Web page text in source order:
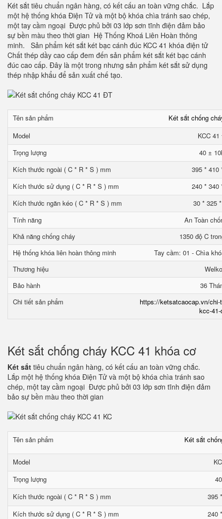
Két sắt tiêu chuẩn ngân hàng, có kết cấu an toàn vững chắc. Lắp
một hệ thống khóa Điện Tử và một bộ khóa chìa tránh sao chép,
một tay cầm ngoại Được phủ bởi 03 lớp sơn tĩnh điện đảm bảo
sự bền màu theo thời gian Hệ Thống Khoá Liên Hoàn thông
minh. Sản phẩm két sắt két bạc cánh đúc KCC 41 khóa điện tử
Chất thép dầy cao cấp đem đến sản phẩm két sắt két bạc cánh
đúc cao cấp. Đây là một trong nhưng sản phẩm két sắt sử dụng
thép nhập khẩu để sản xuất chế tạo.
Tên sản phẩm
Két sắt chống
Model
KCC
Trọng lượng
40 ±
Kích thước ngoài ( C * R * S ) mm
395 * 410
Kích thước sử dụng ( C * R * S ) mm
240 * 340
Kích thước ngăn kéo ( C * R * S ) mm
30 * 325
Tính năng
An Toàn
Khả năng chống cháy
1350 độ C
Hệ thống khóa liên hoàn thông minh
Tay cầm: 01 - Chìa
Thương hiệu
Welko
Bảo hành
36
Chi tiết sản phẩm
https://ketsatcaocap.vn/
kcc-
Két sắt chống cháy KCC 41 khóa cơ
Két sắt tiêu chuẩn ngân hàng, có kết cấu an toàn vững chắc.
Lắp một hệ thống khóa Điện Tử và một bộ khóa chìa tránh sao
chép, một tay cầm ngoại Được phủ bởi 03 lớp sơn tĩnh điện đảm
bảo sự bền màu theo thời gian
Tên sản phẩm Két sắt
Model
Trọng lượng
Kích thước ngoài ( C * R * S ) mm
395
Kích thước sử dụng ( C * R * S ) mm
240